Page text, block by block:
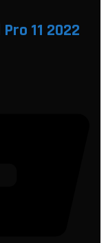
11 2022